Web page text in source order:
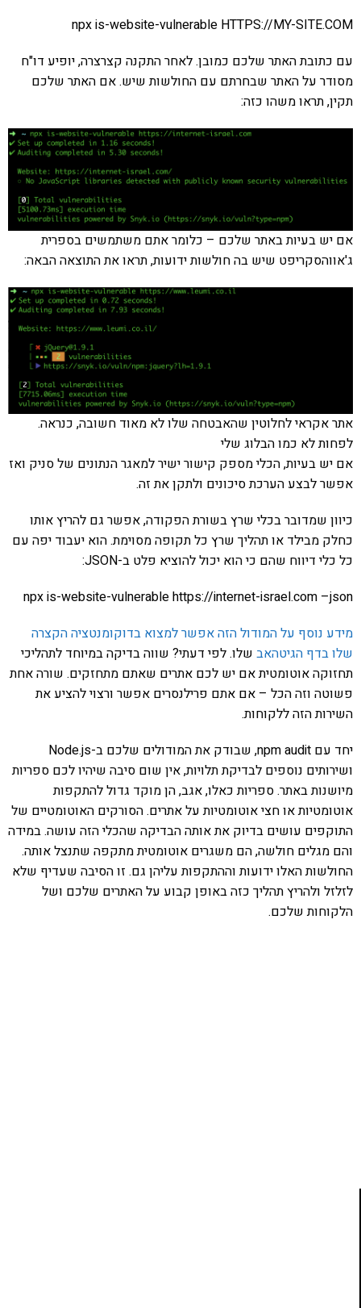
npx is-website-vulnerable HTTPS://MY-SITE.COM
עם כתובת האתר שלכם כמובן. לאחר התקנה קצרצרה, יופיע דו"ח
מסודר על האתר שבחרתם עם החולשות שיש. אם האתר שלכם
תקין, תראו משהו כזה:
אם יש בעיות באתר שלכם – כלומר אתם משתמשים בספרית
ג'אווהסקריפט שיש בה חולשות ידועות, תראו את התוצאה הבאה:
אתר אקראי לחלוטין שהאבטחה שלו לא מאוד חשובה, כנראה.
לפחות לא כמו הבלוג שלי
אם יש בעיות, הכלי מספק קישור ישיר למאגר הנתונים של סניק ואז
אפשר לבצע הערכת סיכונים ולתקן את זה.
כיוון שמדובר בכלי שרץ בשורת הפקודה, אפשר גם להריץ אותו
כחלק מבילד או תהליך שרץ כל תקופה מסוימת. הוא יעבוד יפה עם
כל כלי דיווח שהם כי הוא יכול להוציא פלט ב-JSON:
npx is-website-vulnerable https://internet-israel.com –json
מידע נוסף על המודול הזה אפשר למצוא בדוקומנטציה הקצרה
שלו בדף הגיטהאב שלו. לפי דעתי? שווה בדיקה במיוחד לתהליכי
תחזוקה אוטומטית אם יש לכם אתרים שאתם מתחזקים. שורה אחת
פשוטה וזה הכל – אם אתם פרילנסרים אפשר ורצוי להציע את
השירות הזה ללקוחות.
יחד עם npm audit, שבודק את המודולים שלכם ב-Node.js
ושירותים נוספים לבדיקת תלויות, אין שום סיבה שיהיו לכם ספריות
מיושנות באתר. ספריות כאלו, אגב, הן מוקד גדול להתקפות
אוטומטיות או חצי אוטומטיות על אתרים. הסורקים האוטומטיים של
התוקפים עושים בדיוק את אותה הבדיקה שהכלי הזה עושה. במידה
והם מגלים חולשה, הם משגרים אוטומטית מתקפה שתנצל אותה.
החולשות האלו ידועות וההתקפות עליהן גם. זו הסיבה שעדיף שלא
לזלזל ולהריץ תהליך כזה באופן קבוע על האתרים שלכם ושל
הלקוחות שלכם.